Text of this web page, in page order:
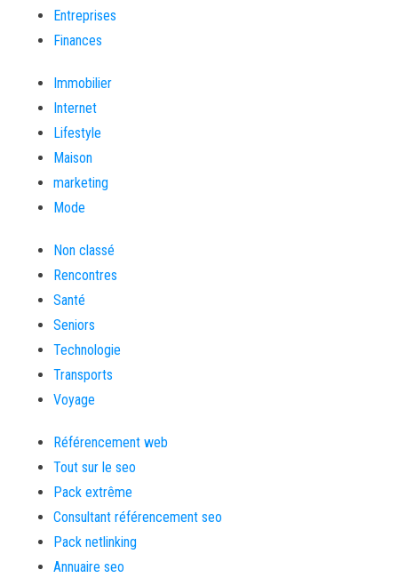
Entreprises
Finances
Immobilier
Internet
Lifestyle
Maison
marketing
Mode
Non classé
Rencontres
Santé
Seniors
Technologie
Transports
Voyage
Référencement web
Tout sur le seo
Pack extrême
Consultant référencement seo
Pack netlinking
Annuaire seo